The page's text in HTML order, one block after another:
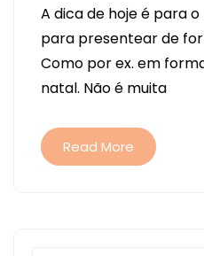
A dica de hoje é para
para presentear de
Como por ex. em
natal. Não é muita
Read More